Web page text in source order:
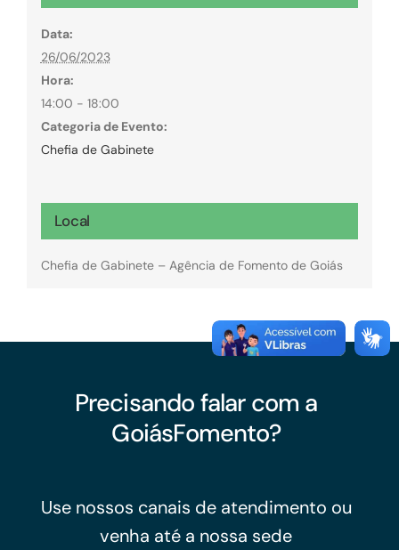
Data:
26/06/2023
Hora:
14:00 - 18:00
Categoria de Evento:
Chefia de Gabinete
Local
Chefia de Gabinete – Agência de Fomento de Goiás
Precisando falar com a
GoiásFomento?
Use nossos canais de atendimento ou
venha até a nossa sede